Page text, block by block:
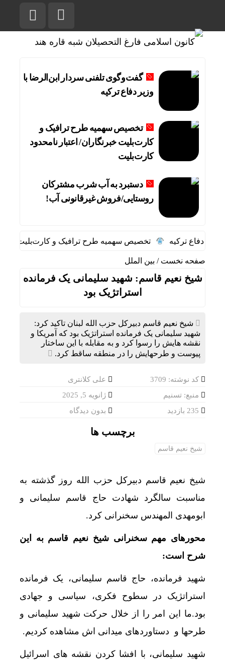
گفت‌وگوی تلفنی سردار ابن‌الرضا با
وزیر دفاع ترکیه
تخصیص سهمیه طرح ترافیک و
کارت‌بلیت خبرنگاران/ اعتبار نامحدود
کارت‌بلیت
دستبرد به آب شرب مشترکان
روستایی/فروش غیرقانونی آب!
دفاع ترکیه تخصیص سهمیه طرح ترافیک و کارت‌بلیت
صفحه نخست / بین الملل
شیخ نعیم قاسم: شهید سلیمانی یک فرمانده
استراتژیک بود
شیخ نعیم قاسم دبیرکل حزب الله لبنان تاکید کرد:
شهید سلیمانی یک فرمانده استراتژیک بود که آمریکا و
نقشه هایش را رسوا کرد و به مقابله با این ساختار
پیوست و طرحهایش را در منطقه ساقط کرد.
کد نوشته: 3709
علی کلانتری
منبع: تسنیم
ژانویه 5, 2025
بدون دیدگاه
برچسب ها
شیخ نعیم قاسم
شیخ نعیم قاسم دبیرکل حزب الله روز گذشته به
مناسبت سالگرد شهادت حاج قاسم سلیمانی و
ابومهدی المهندس سخنرانی کرد.
محورهای مهم سخنرانی شیخ نعیم قاسم به این
شرح است:
شهید فرمانده، حاج قاسم سلیمانی، یک فرمانده
استراتژیک در سطوح فکری، سیاسی و جهادی
بود.ما این امر را از خلال حرکت شهید سلیمانی و
طرحها و دستاوردهای میدانی اش مشاهده کردیم.
شهید سلیمانی، با افشا کردن نقشه های اسرائیل